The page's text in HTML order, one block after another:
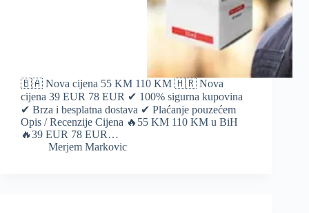
🇧🇦 Nova cijena 55 KM 110 KM 🇭🇷 Nova
cijena 39 EUR 78 EUR ✔ 100% sigurna kupovina
✔ Brza i besplatna dostava ✔ Plaćanje pouzećem
Opis / Recenzije Cijena 🔥55 KM 110 KM u BiH
🔥39 EUR 78 EUR…
Merjem Markovic